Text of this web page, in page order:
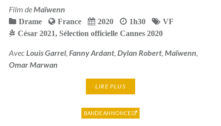
Film de Maïwenn
Drame France 2020 1h30
VF
César 2021, Sélection officielle Cannes 2020
Avec Louis Garrel, Fanny Ardant, Dylan Robert, Maïwenn
Omar Marwan
LIRE PLUS
BANDE ANNONCE